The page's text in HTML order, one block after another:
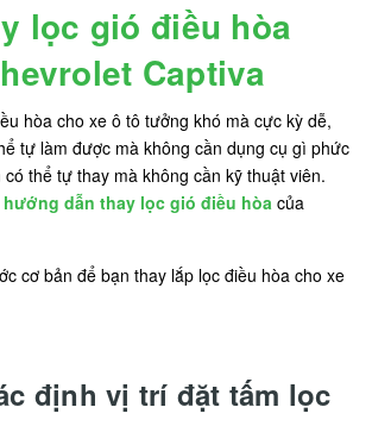
lọc gió điều hòa
Captiva
hòa cho xe ô tô tưởng khó mà cực kỳ dễ,
tự làm được mà không cần dụng cụ gì phức
thể tự thay mà không cần kỹ thuật viên.
hướng dẫn thay lọc gió điều hòa của
cơ bản để bạn thay lắp lọc điều hòa cho xe
định vị trí đặt tấm lọc